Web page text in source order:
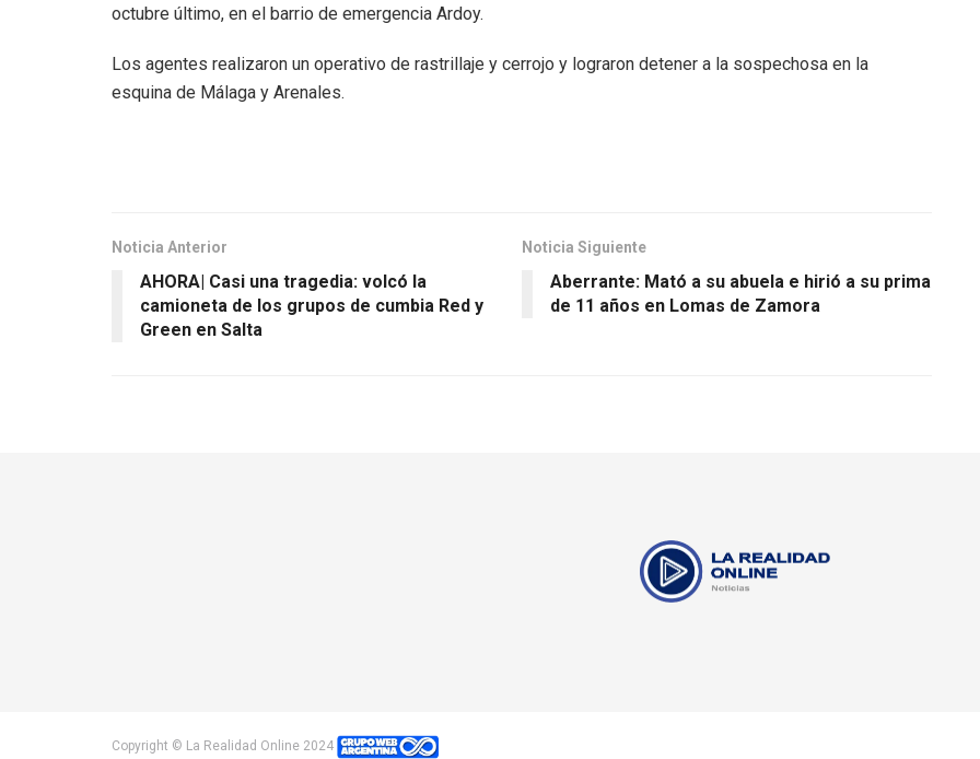
octubre último, en el barrio de emergencia Ardoy.
Los agentes realizaron un operativo de rastrillaje y cerrojo y lograron detener a la sospechosa en la
esquina de Málaga y Arenales.
Noticia Anterior
AHORA| Casi una tragedia: volcó la
camioneta de los grupos de cumbia Red y
Green en Salta
Noticia Siguiente
Aberrante: Mató a su abuela e hirió a su prima
de 11 años en Lomas de Zamora
Copyright © La Realidad Online 2024